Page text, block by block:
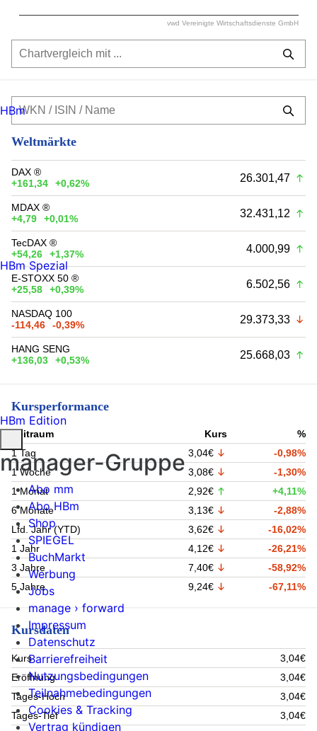
vwd Vereinigte Wirtschaftsdienste GmbH
Weltmärkte
DAX ®
+161,34
+0,62% 26.301,47
MDAX ®
+4,79
+0,01% 32.431,12
TecDAX ®
+54,26
+1,37% 4.000,99
E-STOXX 50 ®
+25,58
+0,39% 6.502,56
NASDAQ 100
-114,46
-0,39% 29.373,33
HANG SENG
+136,03
+0,53% 25.668,03
Kursperformance
Zeitraum Kurs
%
1 Tag
3,04€
-0,98%
1 Woche
3,08€
-1,30%
1 Monat
2,92€
+4,11%
6 Monate
3,13€
-2,88%
Lfd. Jahr (YTD)
3,62€
-16,02%
1 Jahr
4,12€
-26,21%
3 Jahre
7,40€
-58,92%
5 Jahre
9,24€ -67,11%
Kursdaten
Kurs
3,04€
Eröffnung
3,04€
Tages-Hoch
3,04€
Tages-Tief
3,04€
HBm
HBm Spezial
HBm Edition
manager-Gruppe
Abo mm
Abo HBm
Shop
SPIEGEL
BuchMarkt
Werbung
Jobs
manage › forward
Impressum
Datenschutz
Barrierefreiheit
Nutzungsbedingungen
Teilnahmebedingungen
Cookies & Tracking
Vertrag kündigen